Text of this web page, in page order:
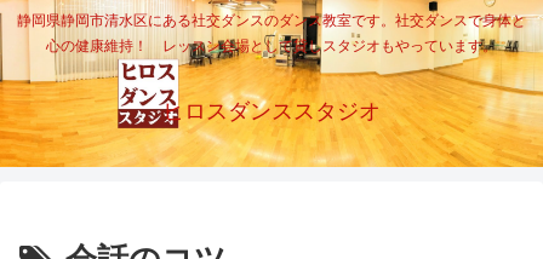
静岡県静岡市清水区にある社交ダンスのダンス教室です。社交ダンスで身体と
心の健康維持！ レッスン会場として貸しスタジオもやっています。
ヒロスダンススタジオ